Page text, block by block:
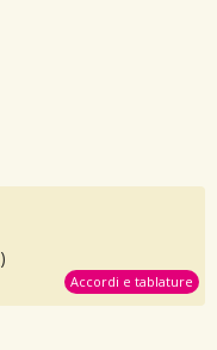
)
Accordi e tablature